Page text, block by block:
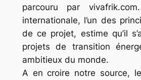
parcouru par vivafrik.com.
internationale, l’un des
de ce projet, estime qu’il
projets de transition
ambitieux du monde.
A en croire notre source,